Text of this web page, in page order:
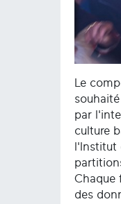
Le
par
culture
l'Institut
Chaque
des